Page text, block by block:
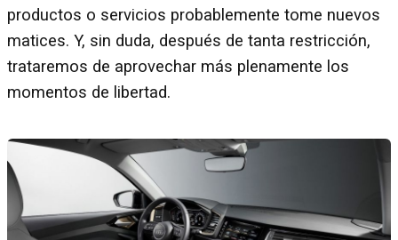
productos o servicios probablemente tome nuevos
matices. Y, sin duda, después de tanta restricción,
trataremos de aprovechar más plenamente los
momentos de libertad.